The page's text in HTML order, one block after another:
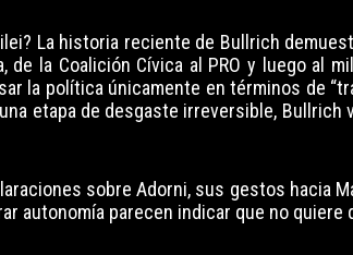
La historia reciente de Bullrich
de la Coalición Cívica al PRO y luego al
la política únicamente en términos de
etapa de desgaste irreversible,
sobre Adorni, sus gestos hacia
autonomía parecen indicar que no